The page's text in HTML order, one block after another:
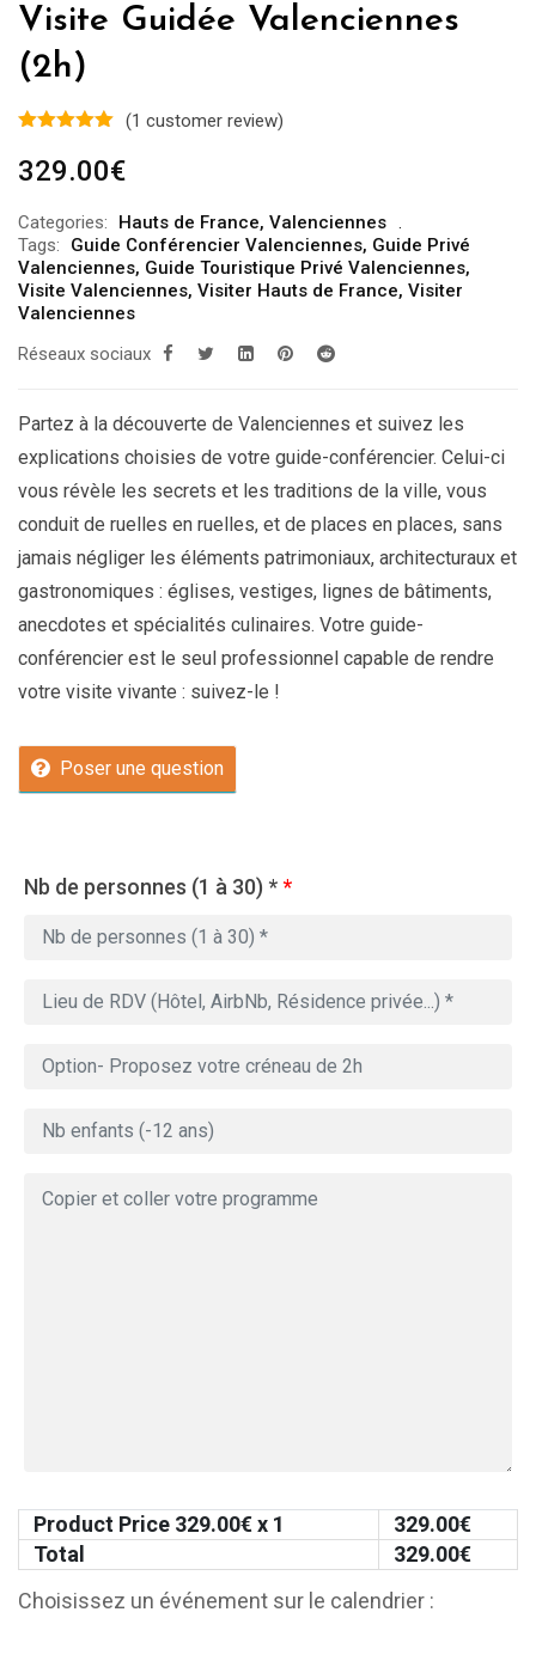
Visite Guidée Valenciennes
(2h)
(1 customer review)
329.00€
Categories: Hauts de France, Valenciennes
Tags:
Guide Conférencier Valenciennes, Guide Privé
Valenciennes, Guide Touristique Privé Valenciennes,
Visite Valenciennes, Visiter Hauts de France, Visiter
Valenciennes
Réseaux sociaux
Partez à la découverte de Valenciennes et suivez les
explications choisies de votre guide-conférencier. Celui-ci
vous révèle les secrets et les traditions de la ville, vous
conduit de ruelles en ruelles, et de places en places, sans
jamais négliger les éléments patrimoniaux, architecturaux et
gastronomiques : églises, vestiges, lignes de bâtiments,
anecdotes et spécialités culinaires. Votre guide-
conférencier est le seul professionnel capable de rendre
votre visite vivante : suivez-le !
Poser une question
Nb de personnes (1 à 30) **
Product Price 329.00€ x 1 329.00€
Total
329.00€
Choisissez un événement sur le calendrier :